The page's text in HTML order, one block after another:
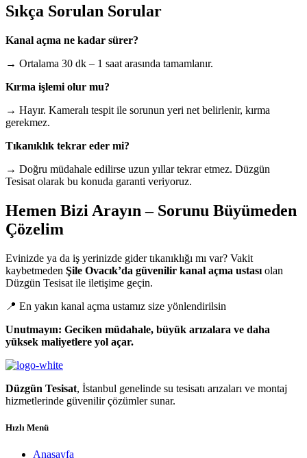
Sıkça Sorulan Sorular
Kanal açma ne kadar sürer?
→ Ortalama 30 dk – 1 saat arasında tamamlanır.
Kırma işlemi olur mu?
→ Hayır. Kameralı tespit ile sorunun yeri net belirlenir, kırma
gerekmez.
Tıkanıklık tekrar eder mi?
→ Doğru müdahale edilirse uzun yıllar tekrar etmez. Düzgün
Tesisat olarak bu konuda garanti veriyoruz.
Hemen Bizi Arayın – Sorunu Büyümeden
Çözelim
Evinizde ya da iş yerinizde gider tıkanıklığı mı var? Vakit
kaybetmeden Şile Ovacık’da güvenilir kanal açma ustası olan
Düzgün Tesisat ile iletişime geçin.
📍 En yakın kanal açma ustamız size yönlendirilsin
Unutmayın: Geciken müdahale, büyük arızalara ve daha
yüksek maliyetlere yol açar.
Düzgün Tesisat, İstanbul genelinde su tesisatı arızaları ve montaj
hizmetlerinde güvenilir çözümler sunar.
Hızlı Menü
Anasayfa